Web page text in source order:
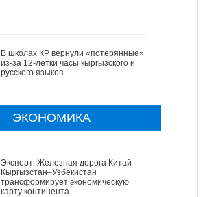
В школах КР вернули «потерянные»
из-за 12-летки часы кыргызского и
русского языков
ЭКОНОМИКА
Эксперт: Железная дорога Китай–
Кыргызстан–Узбекистан
трансформирует экономическую
карту континента